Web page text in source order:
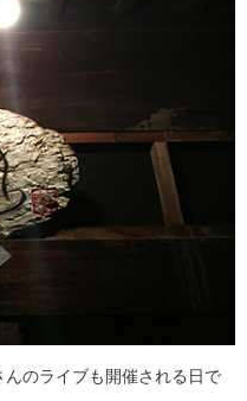
んのライブも開催される日で